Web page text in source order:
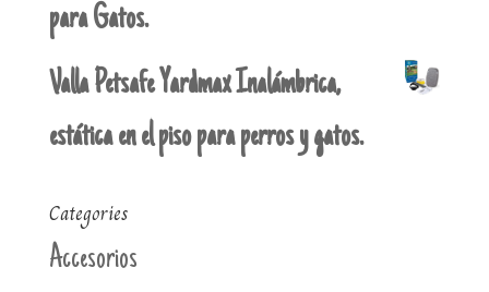
para Gatos.
Valla Petsafe Yardmax Inalámbrica,
estática en el piso para perros y gatos.
Categories
Accesorios